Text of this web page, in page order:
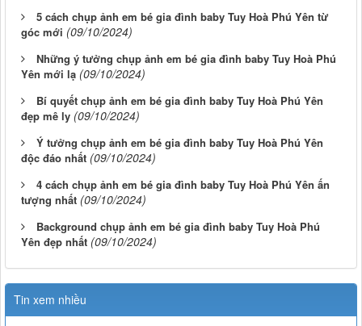
5 cách chụp ảnh em bé gia đình baby Tuy Hoà Phú Yên từ
góc mới (09/10/2024)
Những ý tưởng chụp ảnh em bé gia đình baby Tuy Hoà Phú
Yên mới lạ (09/10/2024)
Bí quyết chụp ảnh em bé gia đình baby Tuy Hoà Phú Yên
đẹp mê ly (09/10/2024)
Ý tưởng chụp ảnh em bé gia đình baby Tuy Hoà Phú Yên
độc đáo nhất (09/10/2024)
4 cách chụp ảnh em bé gia đình baby Tuy Hoà Phú Yên ấn
tượng nhất (09/10/2024)
Background chụp ảnh em bé gia đình baby Tuy Hoà Phú
Yên đẹp nhất (09/10/2024)
Tin xem nhiều